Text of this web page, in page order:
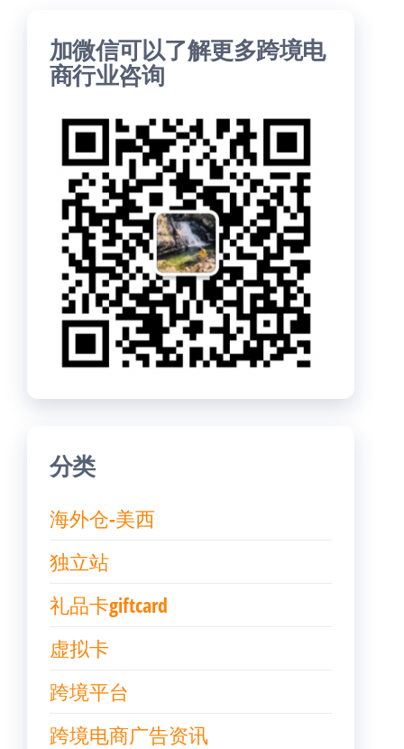
加微信可以了解更多跨境电
商行业咨询
分类
海外仓-美西
独立站
礼品卡giftcard
虚拟卡
跨境平台
跨境电商广告资讯